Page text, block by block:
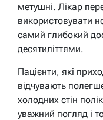
метушні. Лікар
використовувати
самий глибокий
десятиліттями.
Пацієнти, які
відчувають
холодних стін
уважний погляд і